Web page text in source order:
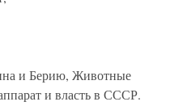
и Берию, Животные
и власть в СССР.